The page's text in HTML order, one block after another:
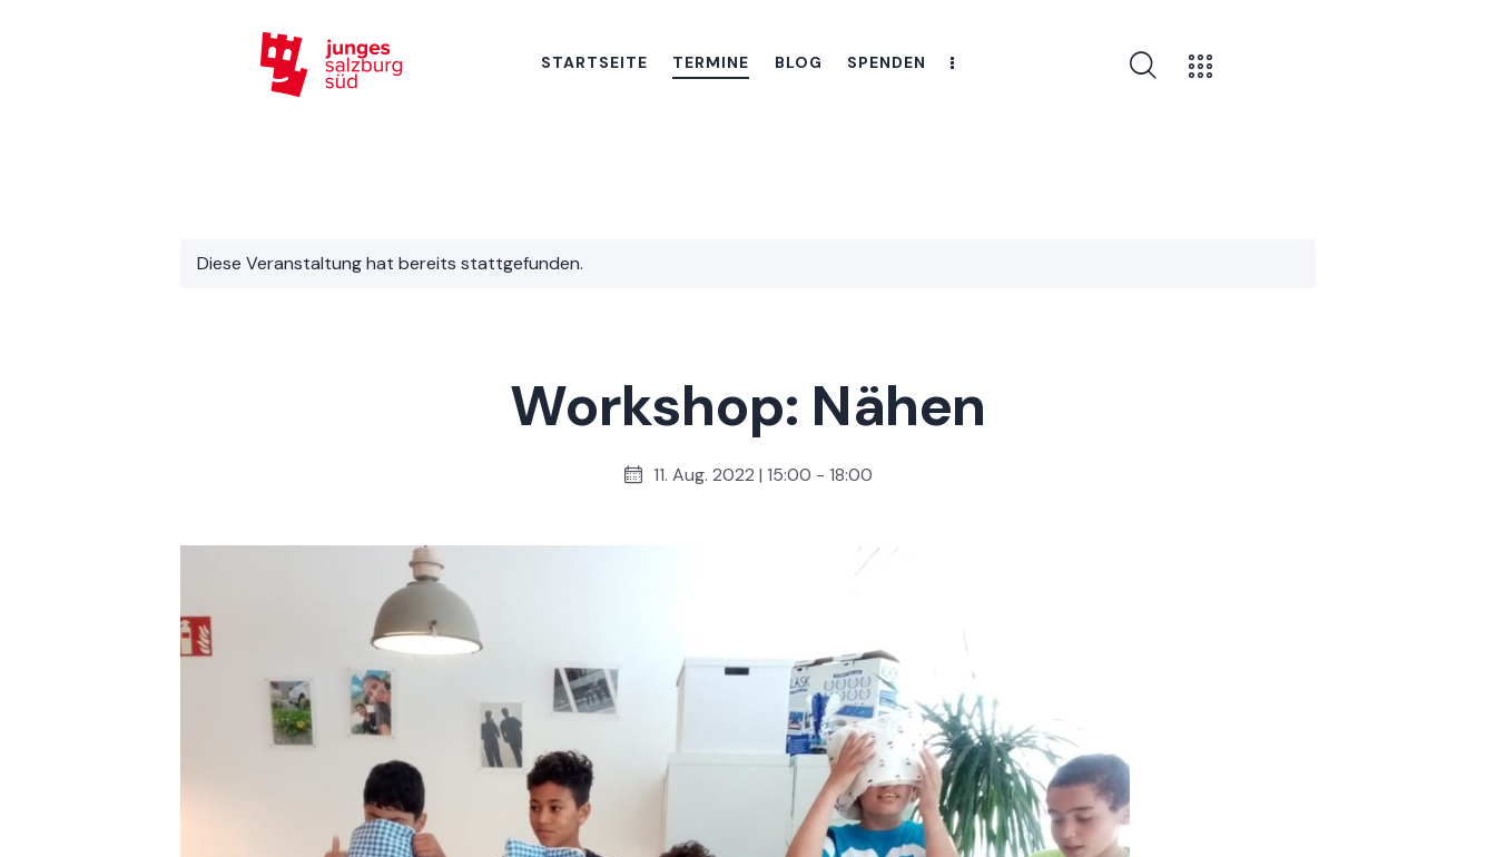
STARTSEITE TERMINE BLOG SPENDEN
Diese Veranstaltung hat bereits stattgefunden.
Workshop: Nähen
11. Aug. 2022 | 15:00 - 18:00